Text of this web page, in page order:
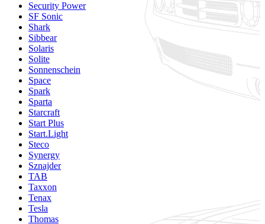
Security Power
SF Sonic
Shark
Sibbear
Solaris
Solite
Sonnenschein
Space
Spark
Sparta
Starcraft
Start Plus
Start.Light
Steco
Synergy
Sznajder
TAB
Taxxon
Tenax
Tesla
Thomas